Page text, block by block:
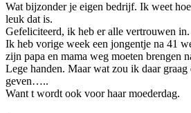
Wat bijzonder je eigen bedrijf. Ik weet
leuk dat is.
Gefeliciteerd, ik heb er alle vertrouwen in.
Ik heb vorige week een jongentje na 41
zijn papa en mama weg moeten brengen
Lege handen. Maar wat zou ik daar graag
geven…..
Want t wordt ook voor haar moederdag.